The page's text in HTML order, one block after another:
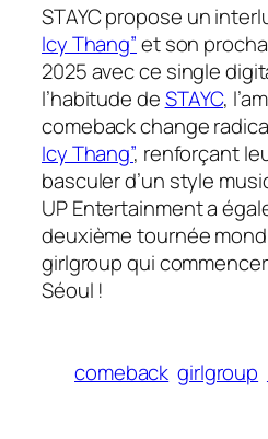
STAYC propose un
Icy Thang”et son
2025 avec ce single
l’habitude deSTAYC,
comeback change
Icy Thang”, renforçant
basculer d’un style
UP Entertainment a
deuxième tournée
girlgroupqui
Séoul !
comeback girlgroup